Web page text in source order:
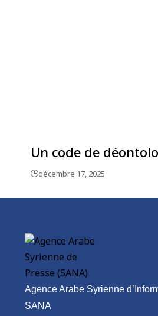
Un code de
décembre 17, 2025
Agence Arabe Syrienne
SANA